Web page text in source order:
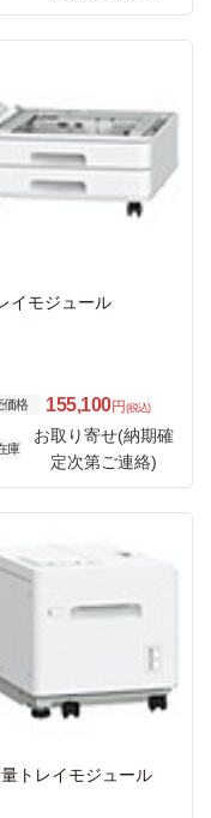
イモジュール
価格 155,100円 (税込)
庫
お取り寄せ(納期確
定次第ご連絡)
トレイモジュール